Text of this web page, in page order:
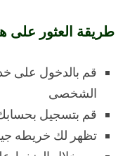
طريقة العثور
قم بالدخول على
الشخصى
قم بتسجيل بحسابك
تظهر لك خريطه